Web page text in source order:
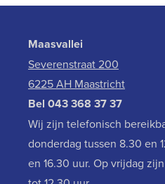
Maasvallei
Severenstraat 200
6225 AH Maastricht
Bel 043 368 37 37
Wij zijn telefonisch
donderdag tussen 8.30 en
en 16.30 uur. Op vrijdag